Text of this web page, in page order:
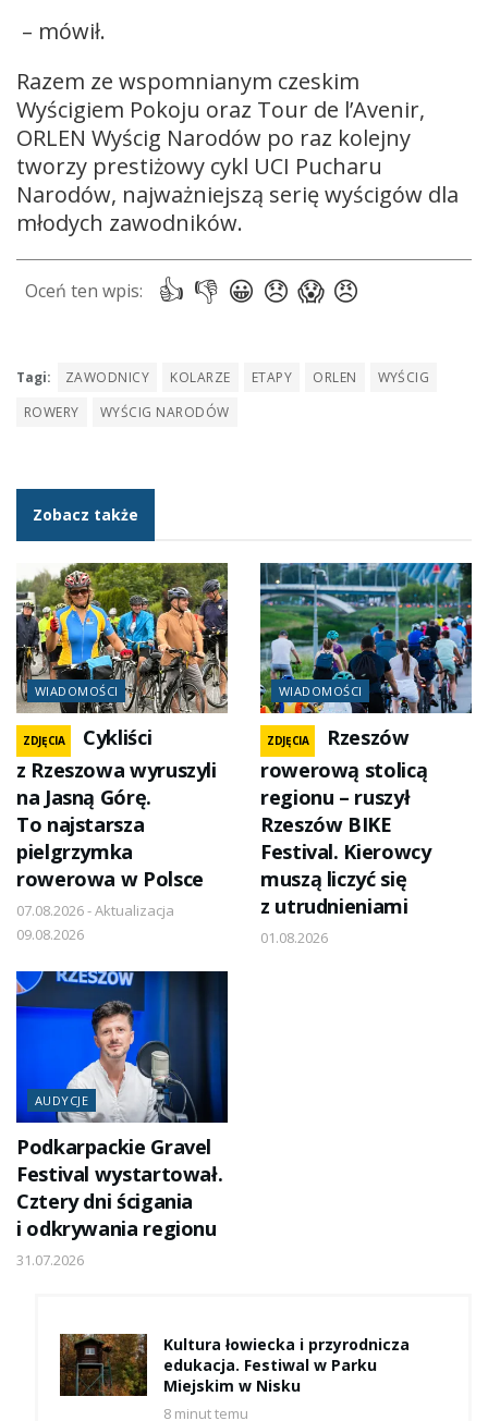
– mówił.
Razem ze wspomnianym czeskim
Wyścigiem Pokoju oraz Tour de l’Avenir,
ORLEN Wyścig Narodów po raz kolejny
tworzy prestiżowy cykl UCI Pucharu
Narodów, najważniejszą serię wyścigów dla
młodych zawodników.
Tagi: ZAWODNICY KOLARZE ETAPY ORLEN
WYŚCIG
ROWERY
WYŚCIG NARODÓW
Zobacz także
WIADOMOŚCI
ZDJĘCIA
Cykliści
z Rzeszowa wyruszyli
na Jasną Górę.
To najstarsza
pielgrzymka
rowerowa w Polsce
07.08.2026 - Aktualizacja
09.08.2026
WIADOMOŚCI
ZDJĘCIA
Rzeszów
rowerową stolicą
regionu – ruszył
Rzeszów BIKE
Festival. Kierowcy
muszą liczyć się
z utrudnieniami
01.08.2026
AUDYCJE
Podkarpackie Gravel
Festival wystartował.
Cztery dni ścigania
i odkrywania regionu
31.07.2026
Kultura łowiecka i przyrodnicza
edukacja. Festiwal w Parku
Miejskim w Nisku
8 minut temu